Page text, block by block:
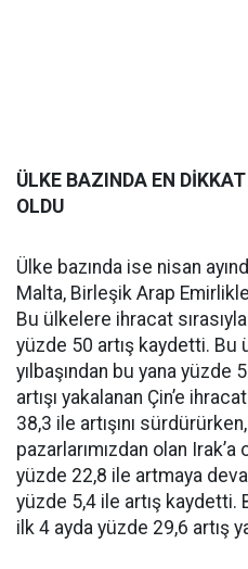
ÜLKE BAZINDA EN
OLDU
Ülke bazında ise nisan
Malta, Birleşik Arap
Bu ülkelere ihracat
yüzde 50 artış kaydetti. Bu
yılbaşından bu yana yüzde
artışı yakalanan Çin’e
38,3 ile artışını
pazarlarımızdan olan
yüzde 22,8 ile artmaya
yüzde 5,4 ile artış kaydetti.
ilk 4 ayda yüzde 29,6 artış